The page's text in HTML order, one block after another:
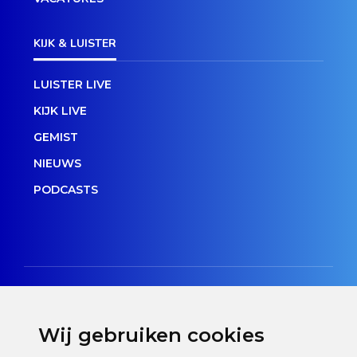
Wij gebruiken cookies
KIJK & LUISTER
LUISTER LIVE
KIJK LIVE
GEMIST
NIEUWS
PODCASTS